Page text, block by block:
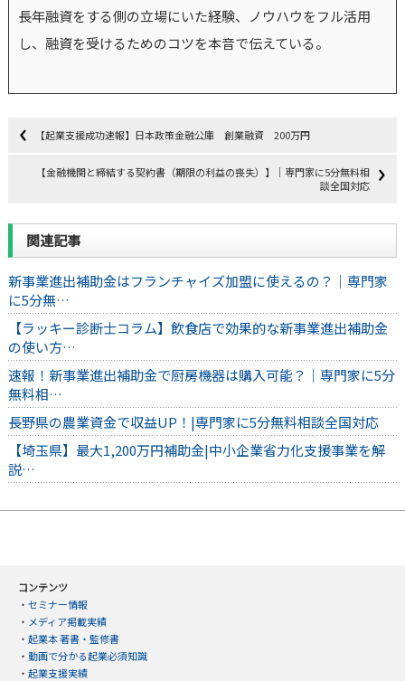
長年融資をする側の立場にいた経験、ノウハウをフル活用
し、融資を受けるためのコツを本音で伝えている。
【起業支援成功速報】日本政策金融公庫 創業融資 200万円
【金融機関と締結する契約書（期限の利益の喪失）】｜専門家に5分無料相
談全国対応
関連記事
新事業進出補助金はフランチャイズ加盟に使えるの？｜専門家
に5分無…
【ラッキー診断士コラム】飲食店で効果的な新事業進出補助金
の使い方…
速報！新事業進出補助金で厨房機器は購入可能？｜専門家に5分
無料相…
長野県の農業資金で収益UP！|専門家に5分無料相談全国対応
【埼玉県】最大1,200万円補助金|中小企業省力化支援事業を解
説…
コンテンツ
・ セミナー情報
・ メディア掲載実績
・ 起業本 著書・監修書
・ 動画で分かる起業必須知識
・ 起業支援実績